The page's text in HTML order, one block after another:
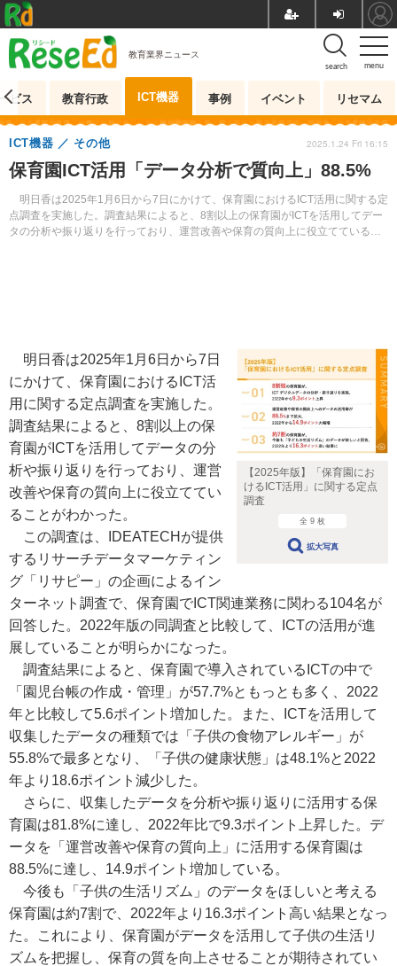
menu
search
教育業界ニュース
ビス 教育行政 ICT機器 事例 イベント リセマム
保育園ICT活用「データ分析で質向上」88.5%
明日香は2025年1月6日から7日にかけて、保育園におけるICT活用に関する定
点調査を実施した。調査結果によると、8割以上の保育園がICTを活用してデー
タの分析や振り返りを行っており、運営改善や保育の質向上に役立てているこ
ICT機器 その他 2025.1.24 Fri 16:15
【2025年版】「保育園にお
けるICT活用」に関する定点
調査
全 9 枚
拡大写真
明日香は2025年1月6日から7日
にかけて、保育園におけるICT活
用に関する定点調査を実施した。
調査結果によると、8割以上の保
育園がICTを活用してデータの分
析や振り返りを行っており、運営
改善や保育の質向上に役立ててい
ることがわかった。
この調査は、IDEATECHが提供
するリサーチデータマーケティン
グ「リサピー」の企画によるイン
ターネット調査で、保育園でICT関連業務に関わる104名が
回答した。2022年版の同調査と比較して、ICTの活用が進
展していることが明らかになった。
調査結果によると、保育園で導入されているICTの中で
「園児台帳の作成・管理」が57.7%ともっとも多く、2022
年と比較して5.6ポイント増加した。また、ICTを活用して
収集したデータの種類では「子供の食物アレルギー」が
55.8%で最多となり、「子供の健康状態」は48.1%と2022
年より18.6ポイント減少した。
さらに、収集したデータを分析や振り返りに活用する保
育園は81.8%に達し、2022年比で9.3ポイント上昇した。デ
ータを「運営改善や保育の質向上」に活用する保育園は
88.5%に達し、14.9ポイント増加している。
今後も「子供の生活リズム」のデータをほしいと考える
保育園は約7割で、2022年より16.3ポイント高い結果となっ
た。これにより、保育園がデータを活用して子供の生活リ
ズムを把握し、保育の質を向上させることが期待されてい